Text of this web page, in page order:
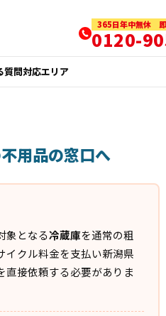
365日年中無休
0120-
質問対応エリア
用品の窓口へ
象となる冷蔵庫を通常の粗
イクル料金を支払い新潟県
直接依頼する必要がありま